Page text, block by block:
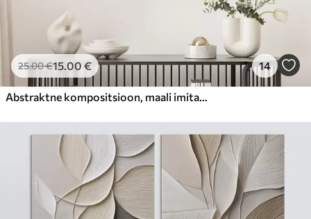
25.00€15.00 € 14
Abstraktne kompositsioon, maali imitatsioon